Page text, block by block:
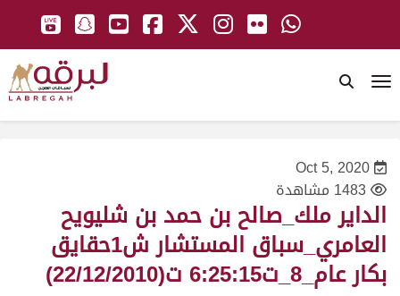
Oct 5, 2020
1483 مشاهدة
الداير ملك_صالح بن حمد بن شليويح
العامري_سباق المستشار ش1حقايق
بكار عام_8_ت6:25:15 ت(22/12/2010)